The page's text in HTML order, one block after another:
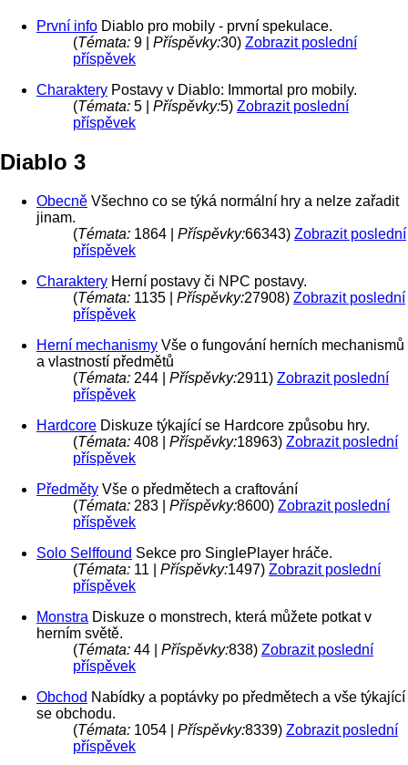
První info Diablo pro mobily - první spekulace.
(Témata: 9 | Příspěvky:30) Zobrazit poslední
příspěvek
Charaktery Postavy v Diablo: Immortal pro mobily.
(Témata: 5 | Příspěvky:5) Zobrazit poslední
příspěvek
Diablo 3
Obecně Všechno co se týká normální hry a nelze zařadit
jinam.
(Témata: 1864 | Příspěvky:66343) Zobrazit poslední
příspěvek
Charaktery Herní postavy či NPC postavy.
(Témata: 1135 | Příspěvky:27908) Zobrazit poslední
příspěvek
Herní mechanismy Vše o fungování herních mechanismů
a vlastností předmětů
(Témata: 244 | Příspěvky:2911) Zobrazit poslední
příspěvek
Hardcore Diskuze týkající se Hardcore způsobu hry.
(Témata: 408 | Příspěvky:18963) Zobrazit poslední
příspěvek
Předměty Vše o předmětech a craftování
(Témata: 283 | Příspěvky:8600) Zobrazit poslední
příspěvek
Solo Selffound Sekce pro SinglePlayer hráče.
(Témata: 11 | Příspěvky:1497) Zobrazit poslední
příspěvek
Monstra Diskuze o monstrech, která můžete potkat v
herním světě.
(Témata: 44 | Příspěvky:838) Zobrazit poslední
příspěvek
Obchod Nabídky a poptávky po předmětech a vše týkající
se obchodu.
(Témata: 1054 | Příspěvky:8339) Zobrazit poslední
příspěvek